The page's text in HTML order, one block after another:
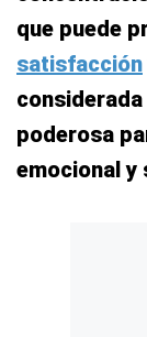
que puede
satisfacción
poderosa
emocional y